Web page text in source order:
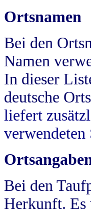
Ortsnamen
Bei den
Namen
In dieser
deutsche
liefert
verwendeten
Bei den
Herkunft. Es